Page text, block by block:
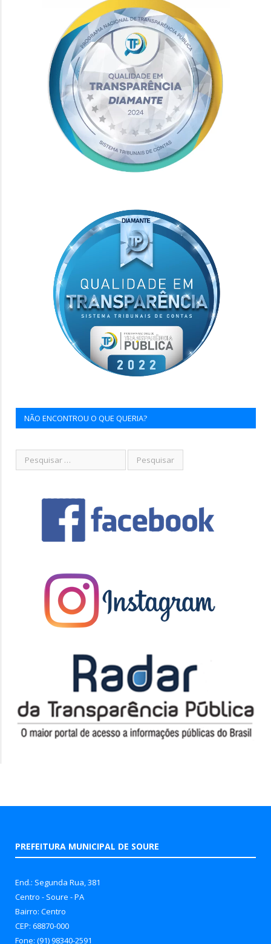
NÃO ENCONTROU O QUE QUERIA?
PREFEITURA MUNICIPAL DE SOURE
End.: Segunda Rua, 381
Centro - Soure - PA
Bairro: Centro
CEP: 68870-000
Fone: (91) 98340-2591